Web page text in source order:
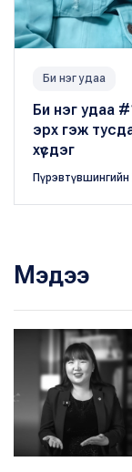
Би нэг удаа
Би нэг удаа
эрх гэж
хүсдэг
Пүрэвтүвшингийн
Мэдээ